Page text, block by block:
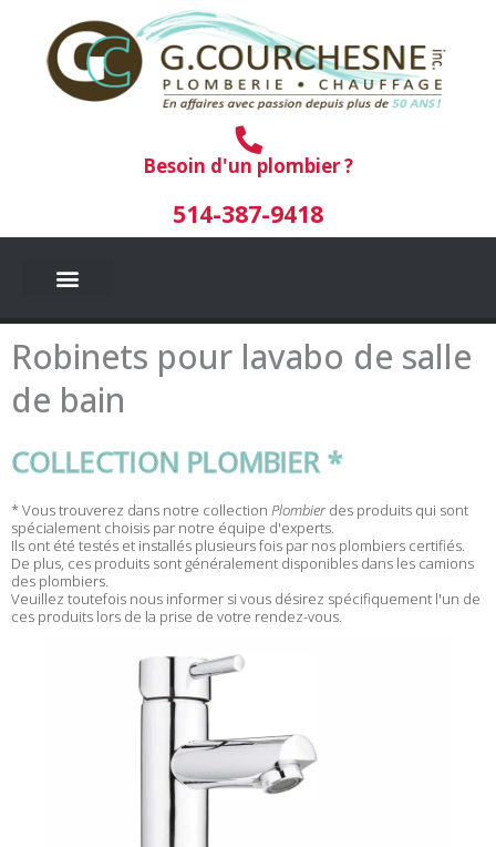
contenu
Besoin d'un plombier ?
514-387-9418
Robinets pour lavabo de salle
de bain
COLLECTION PLOMBIER *
* Vous trouverez dans notre collection Plombierdes produits qui sont
spécialement choisis par notre équipe d'experts.
Ils ont été testés et installés plusieurs fois par nos plombiers certifiés.
De plus, ces produits sont généralement disponibles dans les camions
des plombiers.
Veuillez toutefois nous informer si vous désirez spécifiquement l'un de
ces produits lors de la prise de votre rendez-vous.